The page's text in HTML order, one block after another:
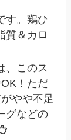
す。鶏ひ
質＆カロ
、このス
！ただ
やや不足
グなどの